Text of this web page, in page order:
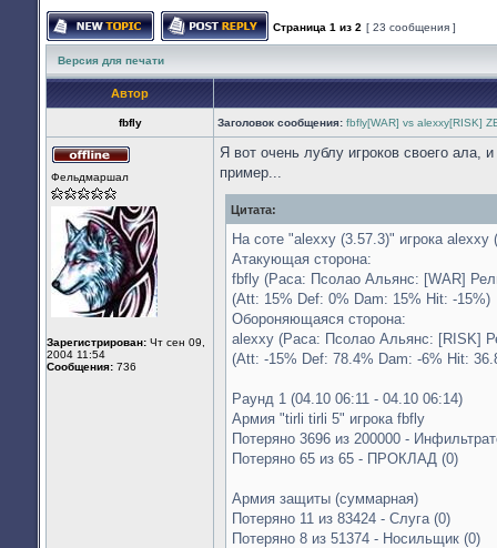
Начать новую тему Ответить на тему
Страница 1 из 2 [ 23 сообщения ]
Версия для печати
Автор
fbfly Заголовок сообщения: fbfly[WAR] vs alexxy[RISK]
Фельдмаршал
Зарегистрирован: Чт сен 09,
2004 11:54
Сообщения: 736
Я вот очень лублу игроков своего
пример...
Цитата:
На соте "alexxy (3.57.3)" игрока
Атакующая сторона:
fbfly (Раса: Псолао Альянс: [WAR]
(Att: 15% Def: 0% Dam: 15% Hit: -15%)
Обороняющаяся сторона:
alexxy (Раса: Псолао Альянс: [RISK]
(Att: -15% Def: 78.4% Dam: -6% Hit:
Раунд 1 (04.10 06:11 - 04.10 06:14)
Армия "tirli tirli 5" игрока fbfly
Потеряно 3696 из 200000 -
Потеряно 65 из 65 - ПРОКЛАД (0)
Армия защиты (суммарная)
Потеряно 11 из 83424 - Слуга (0)
Потеряно 8 из 51374 - Носильщик (0)